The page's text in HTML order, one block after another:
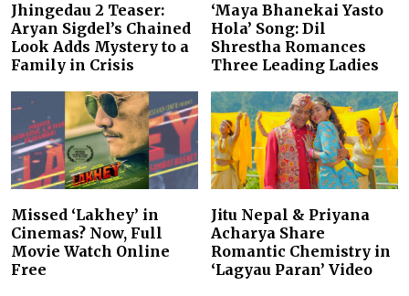
Jhingedau 2 Teaser:
Aryan Sigdel’s Chained
Look Adds Mystery to a
Family in Crisis
‘Maya Bhanekai Yasto
Hola’ Song: Dil
Shrestha Romances
Three Leading Ladies
Missed ‘Lakhey’ in
Cinemas? Now, Full
Movie Watch Online
Free
Jitu Nepal & Priyana
Acharya Share
Romantic Chemistry in
‘Lagyau Paran’ Video